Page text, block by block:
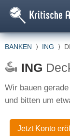
BANKEN ⟩ ING ⟩
ING
Wir bauen
und bitten um
Jetzt Konto